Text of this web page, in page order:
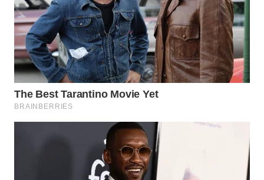
WAHANA
LISTRIK
WAHANA
TRAVEL
WAHANA